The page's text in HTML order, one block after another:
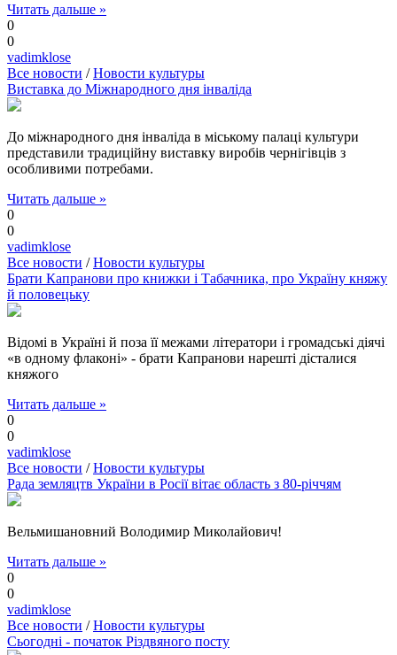
Читать дальше »
0
0
vadimklose
Все новости /Новости культуры
Виставка до Міжнародного дня інваліда
До міжнародного дня інваліда в міському палаці культури
представили традиційну виставку виробів чернігівців з
особливими потребами.
Читать дальше »
0
0
vadimklose
Все новости /Новости культуры
Брати Капранови про книжки і Табачника, про Україну княжу
й половецьку
Відомі в Україні й поза її межами літератори і громадські діячі
«в одному флаконі» - брати Капранови нарешті дісталися
княжого
Читать дальше »
0
0
vadimklose
Все новости /Новости культуры
Рада земляцтв України в Росії вітає область з 80-річчям
Вельмишановний Володимир Миколайович!
Читать дальше »
0
0
vadimklose
Все новости /Новости культуры
Сьогодні - початок Різдвяного посту